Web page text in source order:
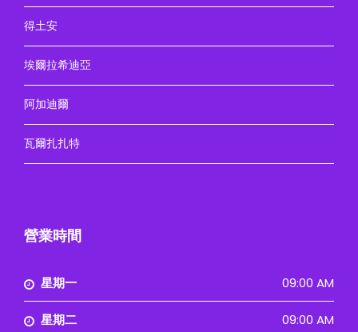
得土安
埃爾拉希迪亞
阿加迪爾
瓦爾扎扎特
營業時間
星期一 09:00 AM
星期二 09:00 AM